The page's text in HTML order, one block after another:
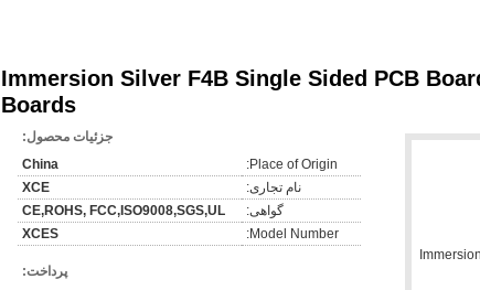
روشنایی، قطعات الکترونیکی، مانند مدار دستگاه تجاری
Immersion Silver F4B Single Sided PCB
Boards
جزئیات محصول:
Place of Origin:
China
نام تجاری:
XCE
گواهی:
CE,ROHS, FCC,ISO9008,SGS,UL
Model Number:
XCES
پرداخت: